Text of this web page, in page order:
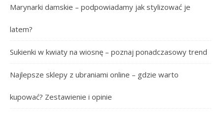
Marynarki damskie – podpowiadamy jak stylizować je
latem?
Sukienki w kwiaty na wiosnę – poznaj ponadczasowy trend
Najlepsze sklepy z ubraniami online – gdzie warto
kupować? Zestawienie i opinie